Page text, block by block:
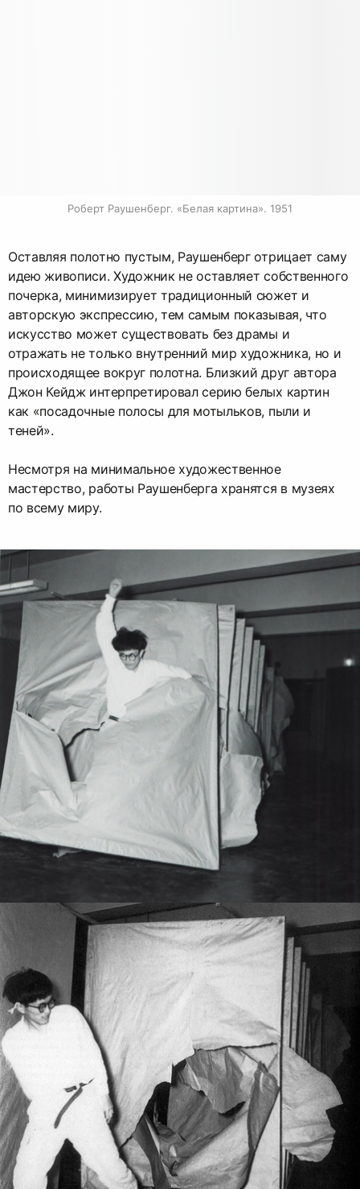
Роберт Раушенберг. «Белая картина». 1951
Оставляя полотно пустым, Раушенберг отрицает саму
идею живописи. Художник не оставляет собственного
почерка, минимизирует традиционный сюжет и
авторскую экспрессию, тем самым показывая, что
искусство может существовать без драмы и
отражать не только внутренний мир художника, но и
происходящее вокруг полотна. Близкий друг автора
Джон Кейдж интерпретировал серию белых картин
как «посадочные полосы для мотыльков, пыли и
теней».
Несмотря на минимальное художественное
мастерство, работы Раушенберга хранятся в музеях
по всему миру.